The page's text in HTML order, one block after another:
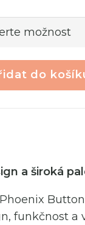
do
a široká
funkčnost a